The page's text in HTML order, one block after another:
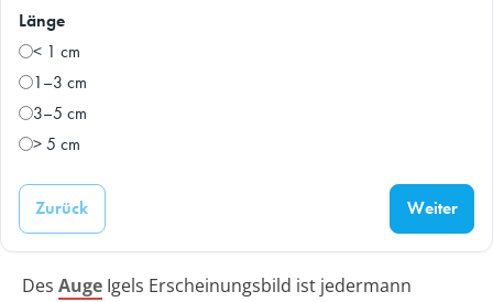
Länge
< 1 cm
1–3 cm
3–5 cm
> 5 cm
Zurück Weiter
Des Auge Igels Erscheinungsbild ist jedermann